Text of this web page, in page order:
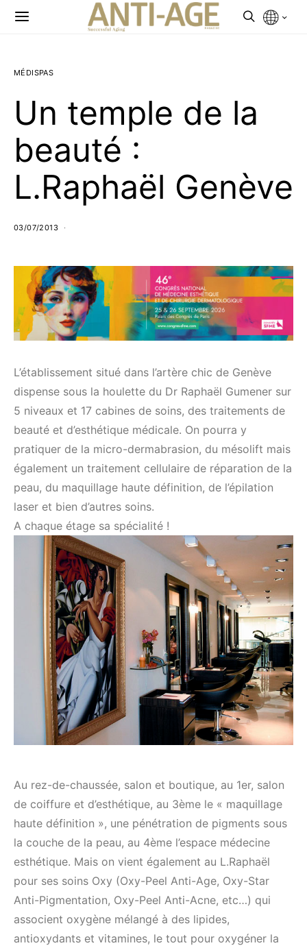
MÉDISPAS
Un temple de la
beauté :
L.Raphaël Genève
03/07/2013
L’établissement situé dans l’artère chic de Genève
dispense sous la houlette du Dr Raphaël Gumener sur
5 niveaux et 17 cabines de soins, des traitements de
beauté et d’esthétique médicale. On pourra y
pratiquer de la micro-dermabrasion, du mésolift mais
également un traitement cellulaire de réparation de la
peau, du maquillage haute définition, de l’épilation
laser et bien d’autres soins.
A chaque étage sa spécialité !
Au rez-de-chaussée, salon et boutique, au 1er, salon
de coiffure et d’esthétique, au 3ème le « maquillage
haute définition », une pénétration de pigments sous
la couche de la peau, au 4ème l’espace médecine
esthétique. Mais on vient également au L.Raphaël
pour ses soins Oxy (Oxy-Peel Anti-Age, Oxy-Star
Anti-Pigmentation, Oxy-Peel Anti-Acne, etc…) qui
associent oxygène mélangé à des lipides,
antioxydants et vitamines, le tout pour oxygéner la